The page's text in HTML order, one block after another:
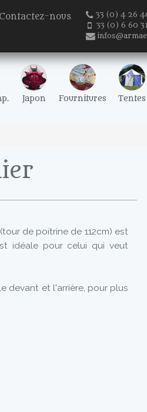
Contactez-nous
33 (0) 4 26
33 (0) 6 60
Japon Fournitures Tentes
de poitrine de 112cm) est
idéale pour celui qui veut
devant et l'arrière, pour plus